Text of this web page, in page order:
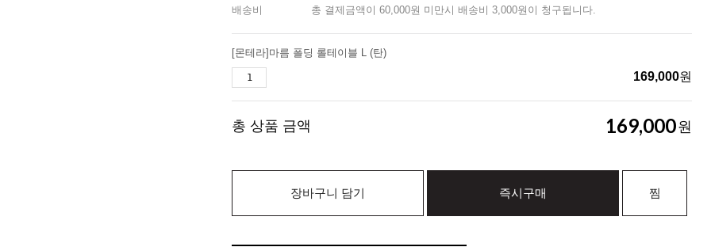
배송비
총 결제금액이 60,000원 미만시 배송비 3,000원이 청구됩니다.
[몬테라]마름 폴딩 롤테이블 L (탄)
169,000원
총 상품 금액 169,000원
장바구니 담기 즉시구매 찜